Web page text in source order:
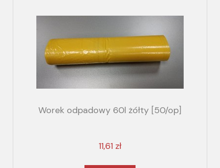
Worek odpadowy 60l żółty [50/op]
11,61 zł